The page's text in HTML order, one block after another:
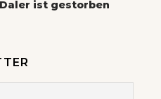
ist gestorben